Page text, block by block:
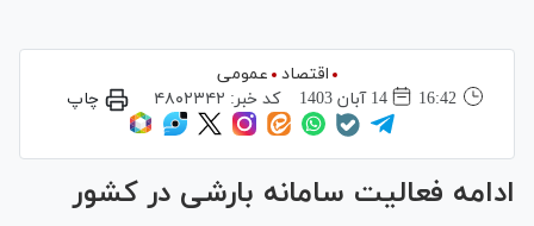
اقتصاد
عمومی
16:42
14 آبان 1403 کد خبر: ۴۸۰۲۳۴۲ چاپ
ادامه فعالیت سامانه بارشی در کشور